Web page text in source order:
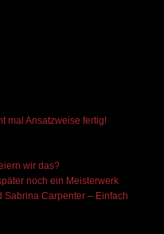
mal Ansatzweise fertig!
wir das?
noch ein Meisterwerk
Sabrina Carpenter – Einfach